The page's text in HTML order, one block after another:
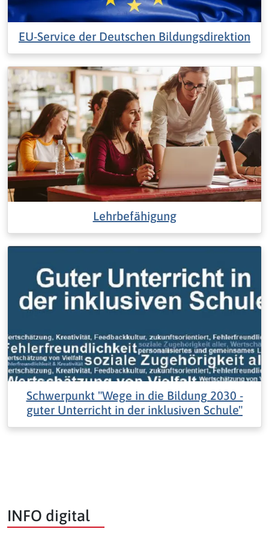
EU-Service der Deutschen Bildungsdirektion
Lehrbefähigung
Schwerpunkt "Wege in die Bildung 2030 -
guter Unterricht in der inklusiven Schule"
INFO digital